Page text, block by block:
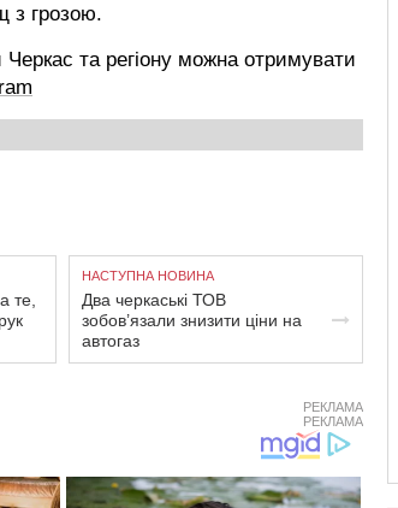
з грозою.
Черкас та регіону можна отримувати
те,
НАСТУПНА НОВИНА
Два черкаські ТОВ
зобов’язали знизити ціни на
автогаз
РЕКЛАМА
РЕКЛАМА